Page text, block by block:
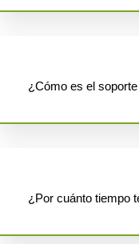
¿Cómo es el
¿Por cuánto tiempo